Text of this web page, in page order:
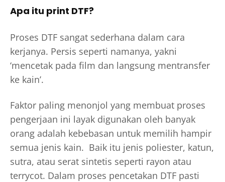
Apa itu print DTF?
Proses DTF sangat sederhana dalam cara
kerjanya. Persis seperti namanya, yakni
‘mencetak pada film dan langsung mentransfer
ke kain’.
Faktor paling menonjol yang membuat proses
pengerjaan ini layak digunakan oleh banyak
orang adalah kebebasan untuk memilih hampir
semua jenis kain. Baik itu jenis poliester, katun,
sutra, atau serat sintetis seperti rayon atau
terrycot. Dalam proses pencetakan DTF pasti